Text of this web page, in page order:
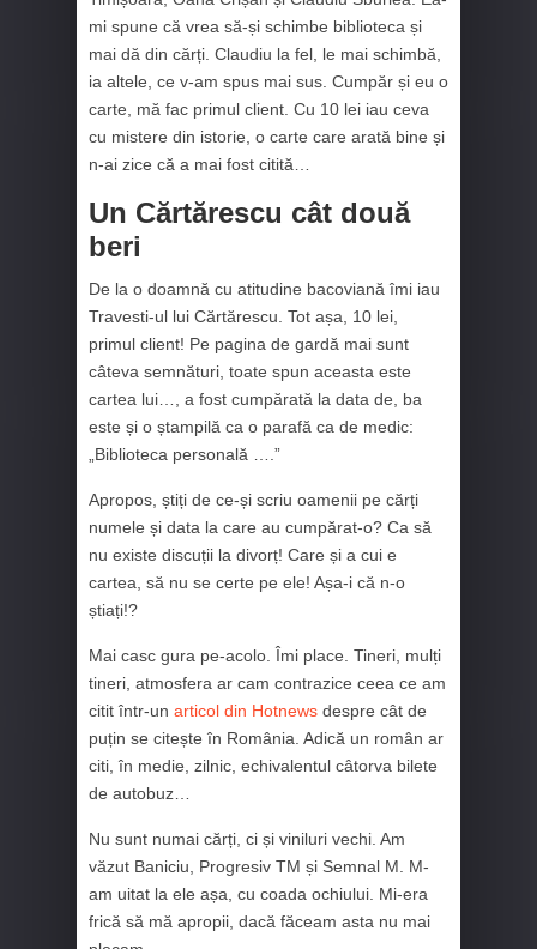
mi spune că vrea să-și schimbe biblioteca și
mai dă din cărți. Claudiu la fel, le mai schimbă,
ia altele, ce v-am spus mai sus. Cumpăr și eu o
carte, mă fac primul client. Cu 10 lei iau ceva
cu mistere din istorie, o carte care arată bine și
n-ai zice că a mai fost citită…
Un Cărtărescu cât două
beri
De la o doamnă cu atitudine bacoviană îmi iau
Travesti-ul lui Cărtărescu. Tot așa, 10 lei,
primul client! Pe pagina de gardă mai sunt
câteva semnături, toate spun aceasta este
cartea lui…, a fost cumpărată la data de, ba
este și o ștampilă ca o parafă ca de medic:
„Biblioteca personală ….”
Apropos, știți de ce-și scriu oamenii pe cărți
numele și data la care au cumpărat-o? Ca să
nu existe discuții la divorț! Care și a cui e
cartea, să nu se certe pe ele! Așa-i că n-o
știați!?
Mai casc gura pe-acolo. Îmi place. Tineri, mulți
tineri, atmosfera ar cam contrazice ceea ce am
citit într-un articol din Hotnews despre cât de
puțin se citește în România. Adică un român ar
citi, în medie, zilnic, echivalentul câtorva bilete
de autobuz…
Nu sunt numai cărți, ci și viniluri vechi. Am
văzut Baniciu, Progresiv TM și Semnal M. M-
am uitat la ele așa, cu coada ochiului. Mi-era
frică să mă apropii, dacă făceam asta nu mai